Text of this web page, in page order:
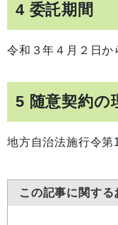
4 委託期間
令和３年４月２日
5 随意契約の
地方自治法施行令
この記事に関する